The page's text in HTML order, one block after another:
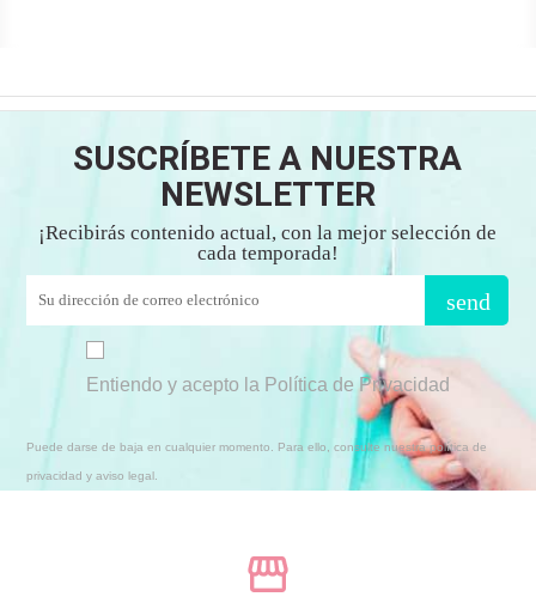
SUSCRÍBETE A NUESTRA
NEWSLETTER
¡Recibirás contenido actual, con la mejor selección de
cada temporada!
send
Entiendo y acepto la Política de Privacidad
Puede darse de baja en cualquier momento. Para ello, consulte nuestra política de
privacidad y aviso legal.